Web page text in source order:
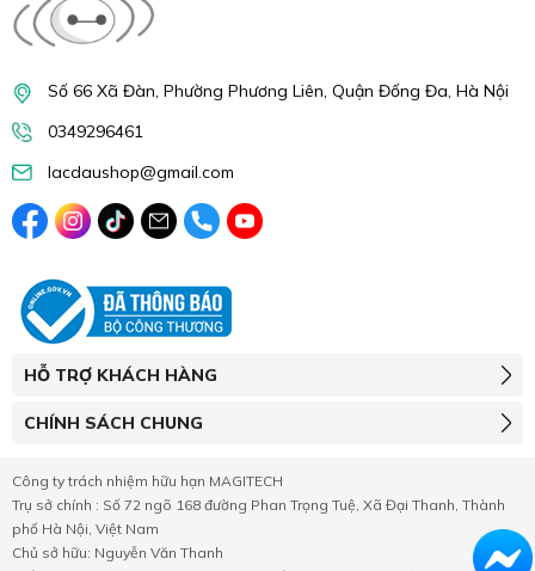
Số 66 Xã Đàn, Phường Phương Liên, Quận Đống Đa, Hà Nội
0349296461
lacdaushop@gmail.com
HỖ TRỢ KHÁCH HÀNG
CHÍNH SÁCH CHUNG
Công ty trách nhiệm hữu hạn MAGITECH
Trụ sở chính : Số 72 ngõ 168 đường Phan Trọng Tuệ, Xã Đại Thanh, Thành
phố Hà Nội, Việt Nam
Chủ sở hữu: Nguyễn Văn Thanh